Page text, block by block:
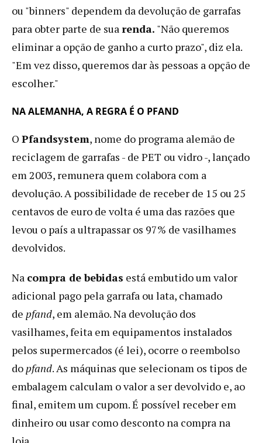
ou "binners" dependem da devolução de garrafas
para obter parte de suarenda. "Não queremos
eliminar a opção de ganho a curto prazo", diz ela.
"Em vez disso, queremos dar às pessoas a opção de
escolher."
NA ALEMANHA, A REGRA É O PFAND
O Pfandsystem, nome do programa alemão de
reciclagem de garrafas - de PET ou vidro -, lançado
em 2003, remunera quem colabora com a
devolução. A possibilidade de receber de 15 ou 25
centavos de euro de volta é uma das razões que
levou o país a ultrapassar os 97% de vasilhames
devolvidos.
Na compra de bebidas está embutido um valor
adicional pago pela garrafa ou lata, chamado
de pfand, em alemão. Na devolução dos
vasilhames, feita em equipamentos instalados
pelos supermercados (é lei), ocorre o reembolso
do pfand. As máquinas que selecionam os tipos de
embalagem calculam o valor a ser devolvido e, ao
final, emitem um cupom. É possível receber em
dinheiro ou usar como desconto na compra na